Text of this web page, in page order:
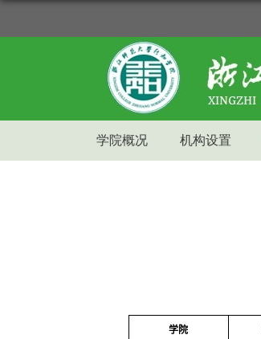
学院概况 机构设置
学院